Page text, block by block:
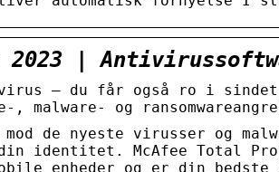
2023 |
virus – du får også ro i
malware- og
de nyeste virusser og
identitet. McAfee Total
enheder og er din bedste